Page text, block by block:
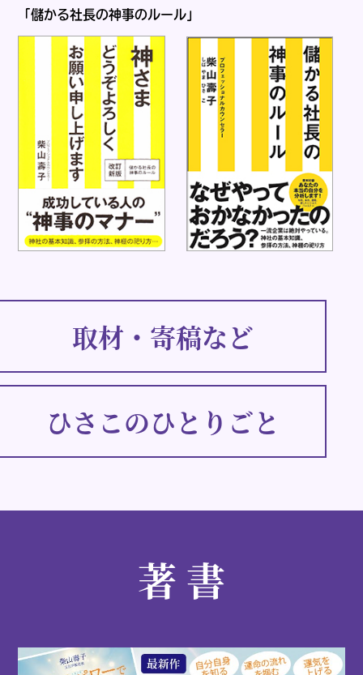
「儲かる社長の神事のルール」
取材・寄稿など
ひさこのひとりごと
著 書